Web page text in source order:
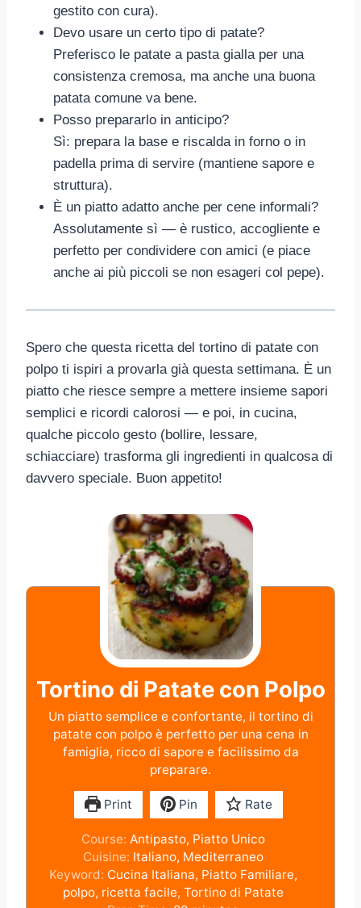
gestito con cura).
Devo usare un certo tipo di patate?
Preferisco le patate a pasta gialla per una
consistenza cremosa, ma anche una buona
patata comune va bene.
Posso prepararlo in anticipo?
Sì: prepara la base e riscalda in forno o in
padella prima di servire (mantiene sapore e
struttura).
È un piatto adatto anche per cene informali?
Assolutamente sì — è rustico, accogliente e
perfetto per condividere con amici (e piace
anche ai più piccoli se non esageri col pepe).
Spero che questa ricetta del tortino di patate con
polpo ti ispiri a provarla già questa settimana. È un
piatto che riesce sempre a mettere insieme sapori
semplici e ricordi calorosi — e poi, in cucina,
qualche piccolo gesto (bollire, lessare,
schiacciare) trasforma gli ingredienti in qualcosa di
davvero speciale. Buon appetito!
Tortino di Patate con Polpo
Un piatto semplice e confortante, il tortino di
patate con polpo è perfetto per una cena in
famiglia, ricco di sapore e facilissimo da
preparare.
Print Pin Rate
Course: Antipasto, Piatto Unico
Cuisine: Italiano, Mediterraneo
Keyword: Cucina Italiana, Piatto Familiare,
polpo, ricetta facile, Tortino di Patate